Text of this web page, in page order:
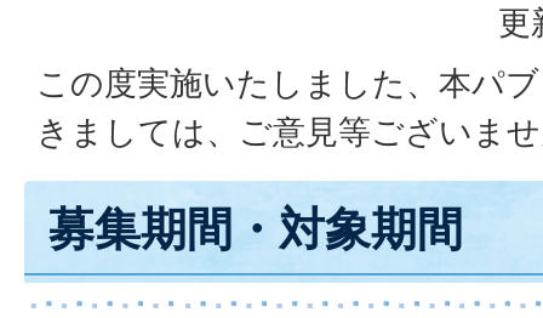
更
この度実施いたしました、本パ
きましては、ご意見等ございま
募集期間・対象期間